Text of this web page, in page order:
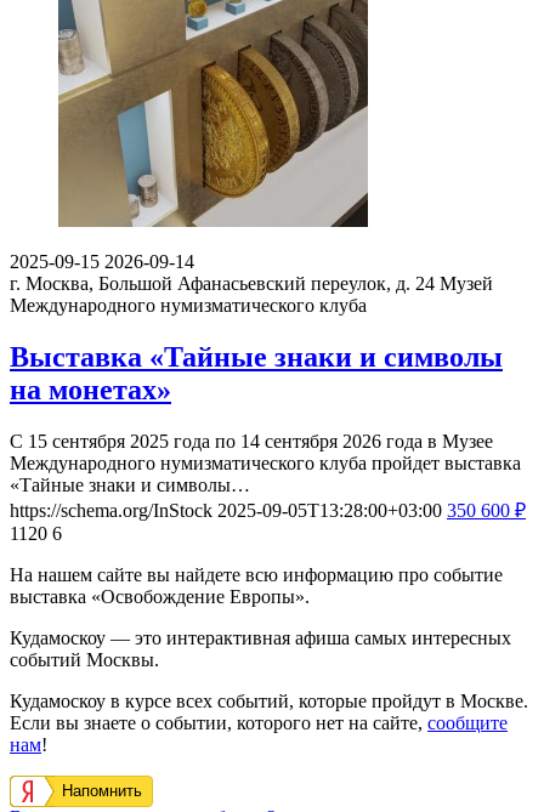
2025-09-15 2026-09-14
г. Москва, Большой Афанасьевский переулок, д. 24 Музей
Международного нумизматического клуба
Выставка «Тайные знаки и символы
на монетах»
С 15 сентября 2025 года по 14 сентября 2026 года в Музее
Международного нумизматического клуба пройдет выставка
«Тайные знаки и символы…
https://schema.org/InStock 2025-09-05T13:28:00+03:00 350 600 ₽
1120 6
На нашем сайте вы найдете всю информацию про событие
выставка «Освобождение Европы».
Кудамоскоу — это интерактивная афиша самых интересных
событий Москвы.
Кудамоскоу в курсе всех событий, которые пройдут в Москве.
Если вы знаете о событии, которого нет на сайте, сообщите
нам!
Напомнить